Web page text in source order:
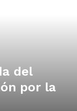
del
por la